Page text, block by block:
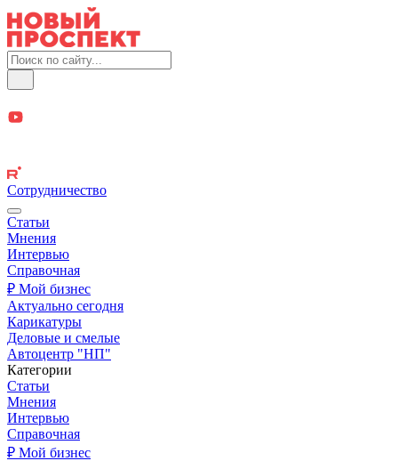
Сотрудничество
Статьи
Мнения
Интервью
Справочная
₽ Мой бизнес
Актуально сегодня
Карикатуры
Деловые и смелые
Автоцентр "НП"
Категории
Статьи
Мнения
Интервью
Справочная
₽ Мой бизнес